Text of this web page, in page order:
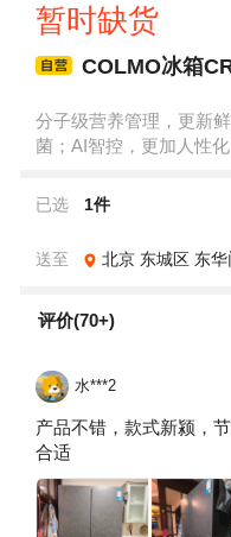
暂时缺货
COLMO冰箱
分子级营养管理，更新
菌；AI智控，更加人性化
已选 1件
送至 北京 东城区 东
评价(70+)
水***2
产品不错，款式新颍，
合适